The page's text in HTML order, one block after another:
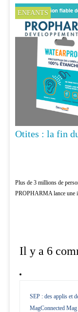
ENFANTS
Otites : la fin
Plus de 3 millions de
PROPHARMA lance une
Il y a 6
SEP : des applis et
MagConnected Mag